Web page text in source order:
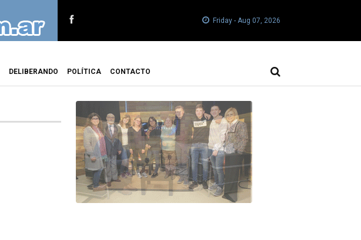
Friday - Aug 07, 2026
DELIBERANDO POLÍTICA CONTACTO